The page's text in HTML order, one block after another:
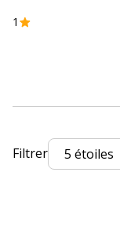
Divers
Divers
Consommables
inclus
Informations sur
1
Filtrer